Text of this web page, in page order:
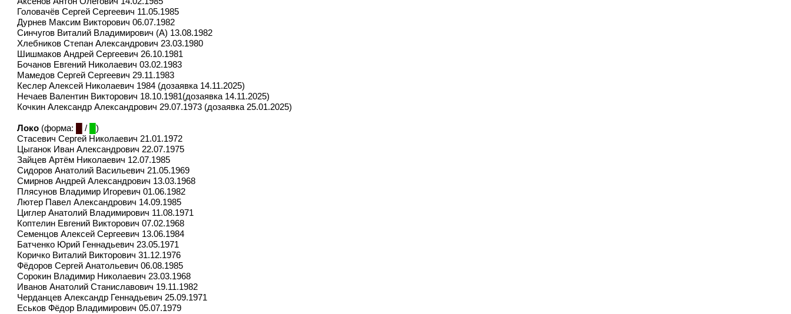
Головачёв Сергей Сергеевич 11.05.1985
Дурнев Максим Викторович 06.07.1982
Синчугов Виталий Владимирович (А) 13.08.1982
Хлебников Степан Александрович 23.03.1980
Шишмаков Андрей Сергеевич 26.10.1981
Бочанов Евгений Николаевич 03.02.1983
Мамедов Сергей Сергеевич 29.11.1983
Кеслер Алексей Николаевич 1984 (дозаявка 14.11.2025)
Нечаев Валентин Викторович 18.10.1981(дозаявка 14.11.2025)
Кочкин Александр Александрович 29.07.1973 (дозаявка 25.01.2025)
Локо (форма: / █)
Стасевич Сергей Николаевич 21.01.1972
Цыганок Иван Александрович 22.07.1975
Зайцев Артём Николаевич 12.07.1985
Сидоров Анатолий Васильевич 21.05.1969
Смирнов Андрей Александрович 13.03.1968
Плясунов Владимир Игоревич 01.06.1982
Лютер Павел Александрович 14.09.1985
Циглер Анатолий Владимирович 11.08.1971
Коптелин Евгений Викторович 07.02.1968
Семенцов Алексей Сергеевич 13.06.1984
Батченко Юрий Геннадьевич 23.05.1971
Коричко Виталий Викторович 31.12.1976
Фёдоров Сергей Анатольевич 06.08.1985
Сорокин Владимир Николаевич 23.03.1968
Иванов Анатолий Станиславович 19.11.1982
Черданцев Александр Геннадьевич 25.09.1971
Еськов Фёдор Владимирович 05.07.1979